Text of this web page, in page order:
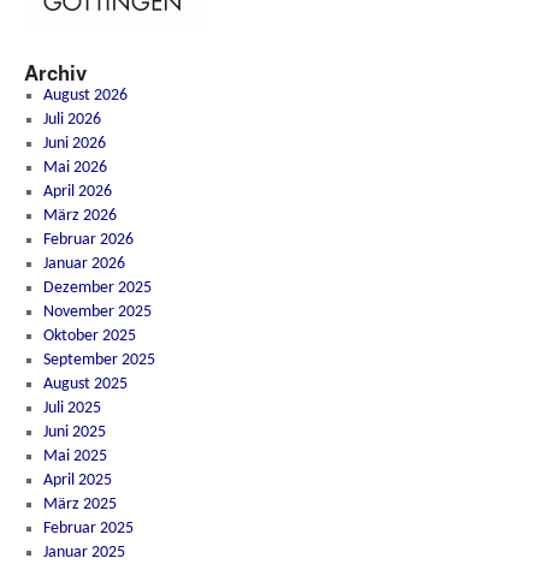
Archiv
August 2026
Juli 2026
Juni 2026
Mai 2026
April 2026
März 2026
Februar 2026
Januar 2026
Dezember 2025
November 2025
Oktober 2025
September 2025
August 2025
Juli 2025
Juni 2025
Mai 2025
April 2025
März 2025
Februar 2025
Januar 2025